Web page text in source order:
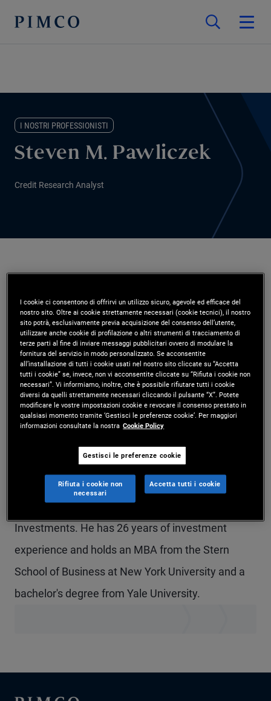
I NOSTRI PROFESSIONISTI
Steven M. Pawliczek
Credit Research Analyst
credit analyst in the Newport Beach office,
focusing on healthcare and consumer
discretionary credits. Prior to joining PIMCO in
2010, he was a vice president and senior high yield
analyst with Goldman Sachs Asset Management,
covering the financial, media, technology, and
equity analyst focusing on the software, metals
and mining, and consumer discretionary sectors
for the small-cap equity group at Putnam
Investments. He has 26 years of investment
experience and holds an MBA from the Stern
School of Business at New York University and a
bachelor's degree from Yale University.
I cookie ci consentono di offrirvi un utilizzo sicuro, agevole ed efficace del
nostro sito. Oltre ai cookie strettamente necessari (cookie tecnici), il nostro
sito potrà, esclusivamente previa acquisizione del consenso dell’utente,
utilizzare anche cookie di profilazione o altri strumenti di tracciamento di
terze parti al fine di inviare messaggi pubblicitari ovvero di modulare la
fornitura del servizio in modo personalizzato. Se acconsentite
all’installazione di tutti i cookie usati nel nostro sito cliccate su “Accetta
tutti i cookie” se, invece, non vi acconsentite cliccate su “Rifiuta i cookie non
necessari”. Vi informiamo, inoltre, che è possibile rifiutare tutti i cookie
diversi da quelli strettamente necessari cliccando il pulsante “X”. Potete
modificare le vostre impostazioni cookie e revocare il consenso prestato in
qualsiasi momento tramite ‘Gestisci le preferenze cookie’. Per maggiori
informazioni consultate la nostra Cookie Policy
Gestisci le preferenze cookie
Rifiuta i cookie non
necessari
Accetta tutti i cookie